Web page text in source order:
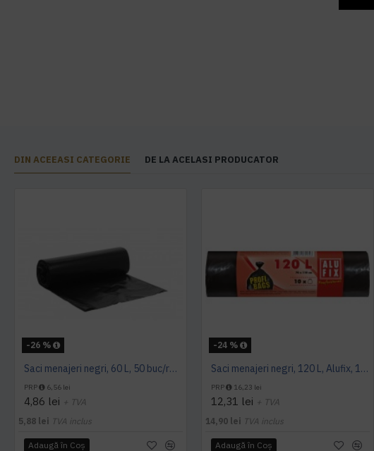
DIN ACEEASI CATEGORIE DE LA ACELASI PRODUCATOR
-26 %
Saci menajeri negri, 60 L, 50 buc/rola
PRP 6,56 lei
4,86 lei + TVA
5,88 lei TVA inclus
Adaugă în Coş
-24 %
Saci menajeri negri, 120 L, Alufix, 10 buc/rola
PRP 16,23 lei
12,31 lei + TVA
14,90 lei TVA inclus
Adaugă în Coş